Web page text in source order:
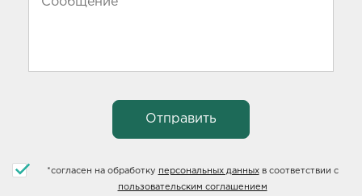
*согласен на обработку персональных данныхв соответствии с
пользовательским соглашением